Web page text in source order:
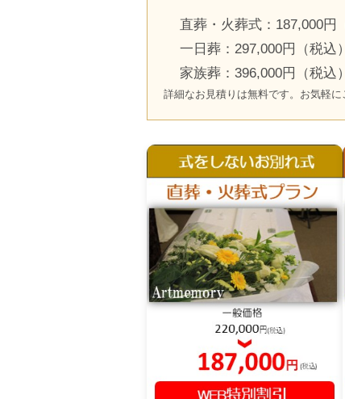
直葬・火葬式：187,000円
一日葬：297,000円（税込
家族葬：396,000円（税込
詳細なお見積りは無料です。お気軽に